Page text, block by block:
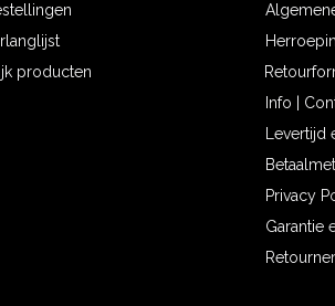
producten
Info |
Levertijd
Privacy
Garantie